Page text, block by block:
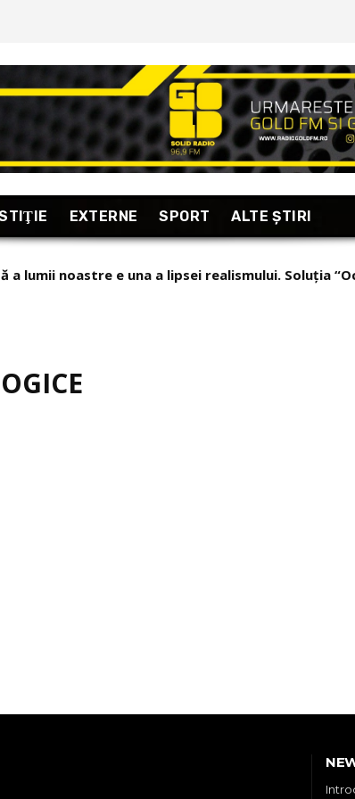
EXTERNE SPORT ALTE ŞTIRI
a lumii noastre e una a lipsei realismului. Soluția